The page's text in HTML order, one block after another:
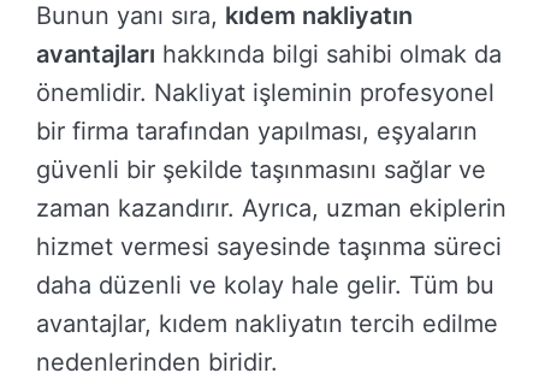
Bunun yanı sıra, kıdem nakliyatın
avantajları hakkında bilgi sahibi olmak da
önemlidir. Nakliyat işleminin profesyonel
bir firma tarafından yapılması, eşyaların
güvenli bir şekilde taşınmasını sağlar ve
zaman kazandırır. Ayrıca, uzman ekiplerin
hizmet vermesi sayesinde taşınma süreci
daha düzenli ve kolay hale gelir. Tüm bu
avantajlar, kıdem nakliyatın tercih edilme
nedenlerinden biridir.